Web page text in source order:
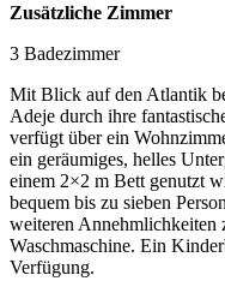
Zusätzliche Zimmer
3 Badezimmer
Mit Blick auf den Atlantik
Adeje durch ihre
verfügt über ein
ein geräumiges, helles
einem 2×2 m Bett genutzt
bequem bis zu sieben
weiteren Annehmlichkeiten
Waschmaschine. Ein
Verfügung.